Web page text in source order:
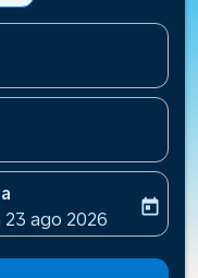
labelreturn-date-
23 ago 2026
today